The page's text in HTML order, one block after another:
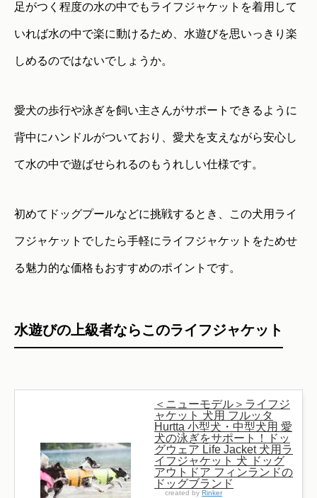
足がつく程度の水の中でもライフジャケットを着用して
いれば水の中で楽に動けるため、水遊びを思いっきり楽
しめるのではないでしょうか。
愛犬の歩行や泳ぎを飼い主さんがサポートできるように
背中にハンドルがついており、愛犬を支えながら安心し
て水の中で遊ばせられるのもうれしい仕様です。
初めてドッグプールなどに挑戦するとき、この犬用ライ
フジャケットでしたら手軽にライフジャケットをためせ
る魅力的な価格もおすすめのポイントです。
水遊びの上級者ならこのライフジャケット
＜ニューモデル＞ライフジ
ャケット 犬用 フルッタ
Hurtta 小型犬・中型犬用 愛
犬の泳ぎをサポート！ドッ
グウェア Life Jacket 犬用ラ
イフジャケット 犬 ドッグ
アウトドア フィンランドの
ドッグブランド
created by Rinker